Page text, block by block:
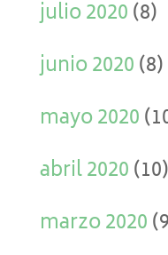
julio 2020(8)
junio 2020(8)
mayo 2020
abril 2020(10)
marzo 2020